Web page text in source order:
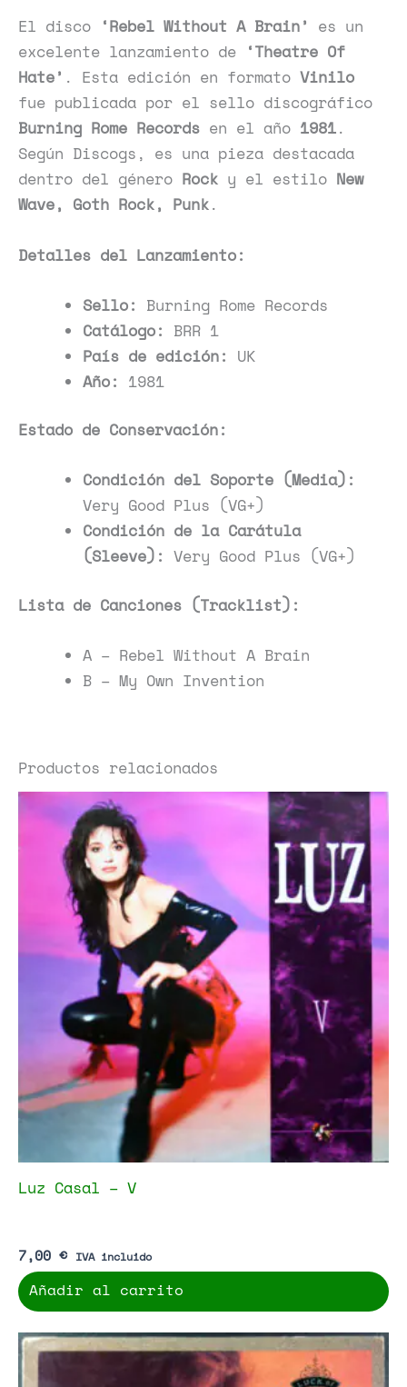
El disco ‘Rebel Without A Brain’ es un
excelente lanzamiento de ‘Theatre Of
Hate’ . Esta edición en formato Vinilo
fue publicada por el sello discográfico
Burning Rome Records en el año 1981.
Según Discogs, es una pieza destacada
dentro del género Rock y el estilo New
Wave, Goth Rock, Punk.
Detalles del Lanzamiento:
Sello: Burning Rome Records
Catálogo: BRR 1
País de edición: UK
Año: 1981
Estado de Conservación:
Condición del Soporte (Media):
Very Good Plus (VG+)
Condición de la Carátula
(Sleeve): Very Good Plus (VG+)
Lista de Canciones (Tracklist):
A – Rebel Without A Brain
B – My Own Invention
Productos relacionados
Luz Casal – V
7,00 € IVA incluido
Añadir al carrito